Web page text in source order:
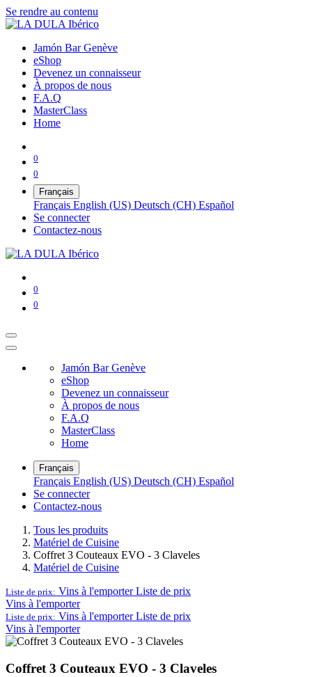
Se rendre au contenu
Jamón Bar Genève
eShop
Devenez un connaisseur
À propos de nous
F.A.Q
MasterClass
Home
0
0
Français
Français English (US) Deutsch (CH) Español
Se connecter
Contactez-nous
0
0
Jamón Bar Genève
eShop
Devenez un connaisseur
À propos de nous
F.A.Q
MasterClass
Home
Français
Français English (US) Deutsch (CH) Español
Se connecter
Contactez-nous
Tous les produits
Matériel de Cuisine
Coffret 3 Couteaux EVO - 3 Claveles
Matériel de Cuisine
Liste de prix: Vins à l'emporter Liste de prix
Vins à l'emporter
Liste de prix: Vins à l'emporter Liste de prix
Vins à l'emporter
Coffret 3 Couteaux EVO - 3 Claveles